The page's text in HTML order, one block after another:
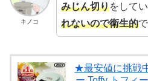
キノコ
みじん切りをしてい
れないので衛生的
★最安値に挑戦